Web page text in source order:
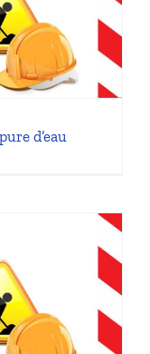
d’eau